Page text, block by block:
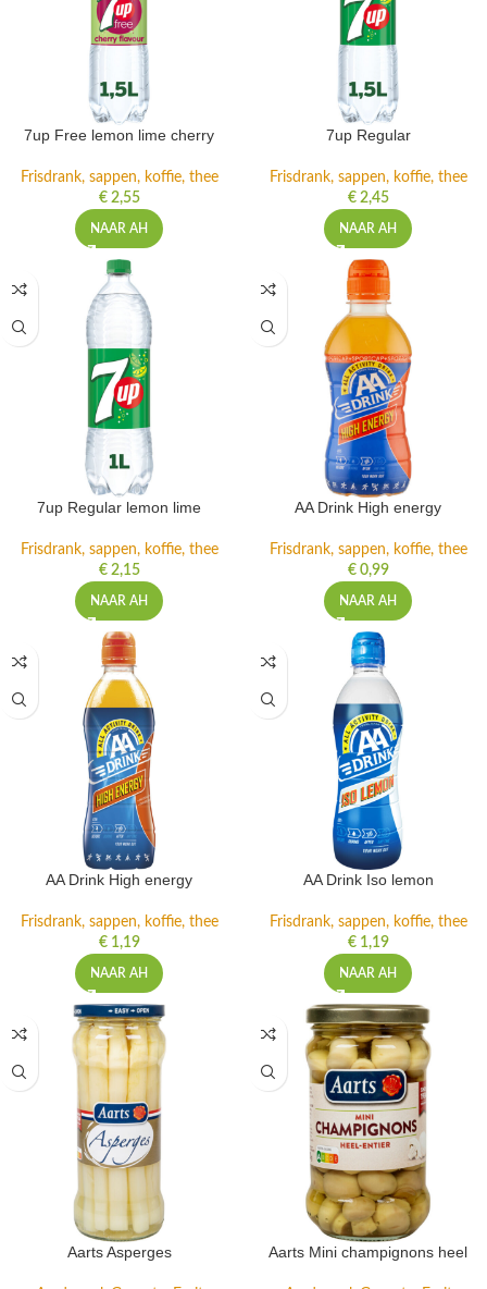
7up Free lemon lime cherry
Frisdrank, sappen, koffie, thee
€2,55
NAAR AH
7up Regular
Frisdrank, sappen, koffie, thee
€2,45
NAAR AH
7up Regular lemon lime
Frisdrank, sappen, koffie, thee
€2,15
NAAR AH
AA Drink High energy
Frisdrank, sappen, koffie, thee
€0,99
NAAR AH
AA Drink High energy
Frisdrank, sappen, koffie, thee
€1,19
NAAR AH
AA Drink Iso lemon
Frisdrank, sappen, koffie, thee
€1,19
NAAR AH
Aarts Asperges Aarts Mini champignons heel